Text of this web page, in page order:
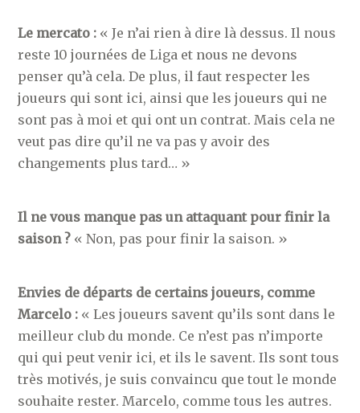
Le mercato : « Je n’ai rien à dire là dessus. Il nous
reste 10 journées de Liga et nous ne devons
penser qu’à cela. De plus, il faut respecter les
joueurs qui sont ici, ainsi que les joueurs qui ne
sont pas à moi et qui ont un contrat. Mais cela ne
veut pas dire qu’il ne va pas y avoir des
changements plus tard… »
Il ne vous manque pas un attaquant pour finir la
saison ? « Non, pas pour finir la saison. »
Envies de départs de certains joueurs, comme
Marcelo : « Les joueurs savent qu’ils sont dans le
meilleur club du monde. Ce n’est pas n’importe
qui qui peut venir ici, et ils le savent. Ils sont tous
très motivés, je suis convaincu que tout le monde
souhaite rester. Marcelo, comme tous les autres.